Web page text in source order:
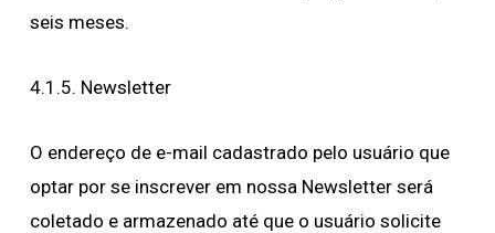
seis meses.
4.1.5. Newsletter
O endereço de e-mail cadastrado pelo usuário que
optar por se inscrever em nossa Newsletter será
coletado e armazenado até que o usuário solicite